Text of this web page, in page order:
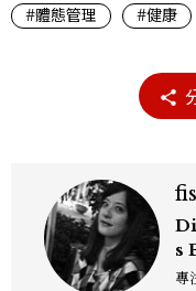
#體態管理 #健康
s
專